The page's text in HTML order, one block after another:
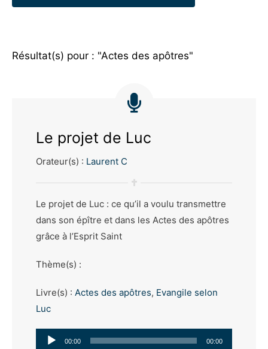
Résultat(s) pour : "Actes des apôtres"
Le projet de Luc
Orateur(s) : Laurent C
Le projet de Luc : ce qu’il a voulu transmettre
dans son épître et dans les Actes des apôtres
grâce à l’Esprit Saint
Thème(s) :
Livre(s) : Actes des apôtres, Evangile selon
Luc
Lecteur
00:00 00:00